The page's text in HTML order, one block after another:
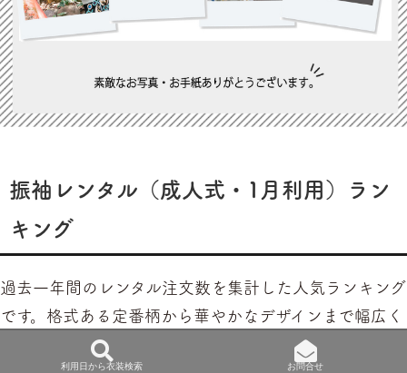
振袖レンタル（成人式・1月利用）ラン
キング
過去一年間のレンタル注文数を集計した人気ランキング
です。格式ある定番柄から華やかなデザインまで幅広く
選ばれています。
利用日から衣装検索 お問合せ